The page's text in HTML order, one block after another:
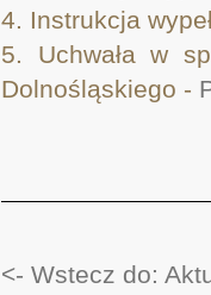
4. Instrukcja
5. Uchwała w
Dolnośląskiego -
<- Wstecz do: